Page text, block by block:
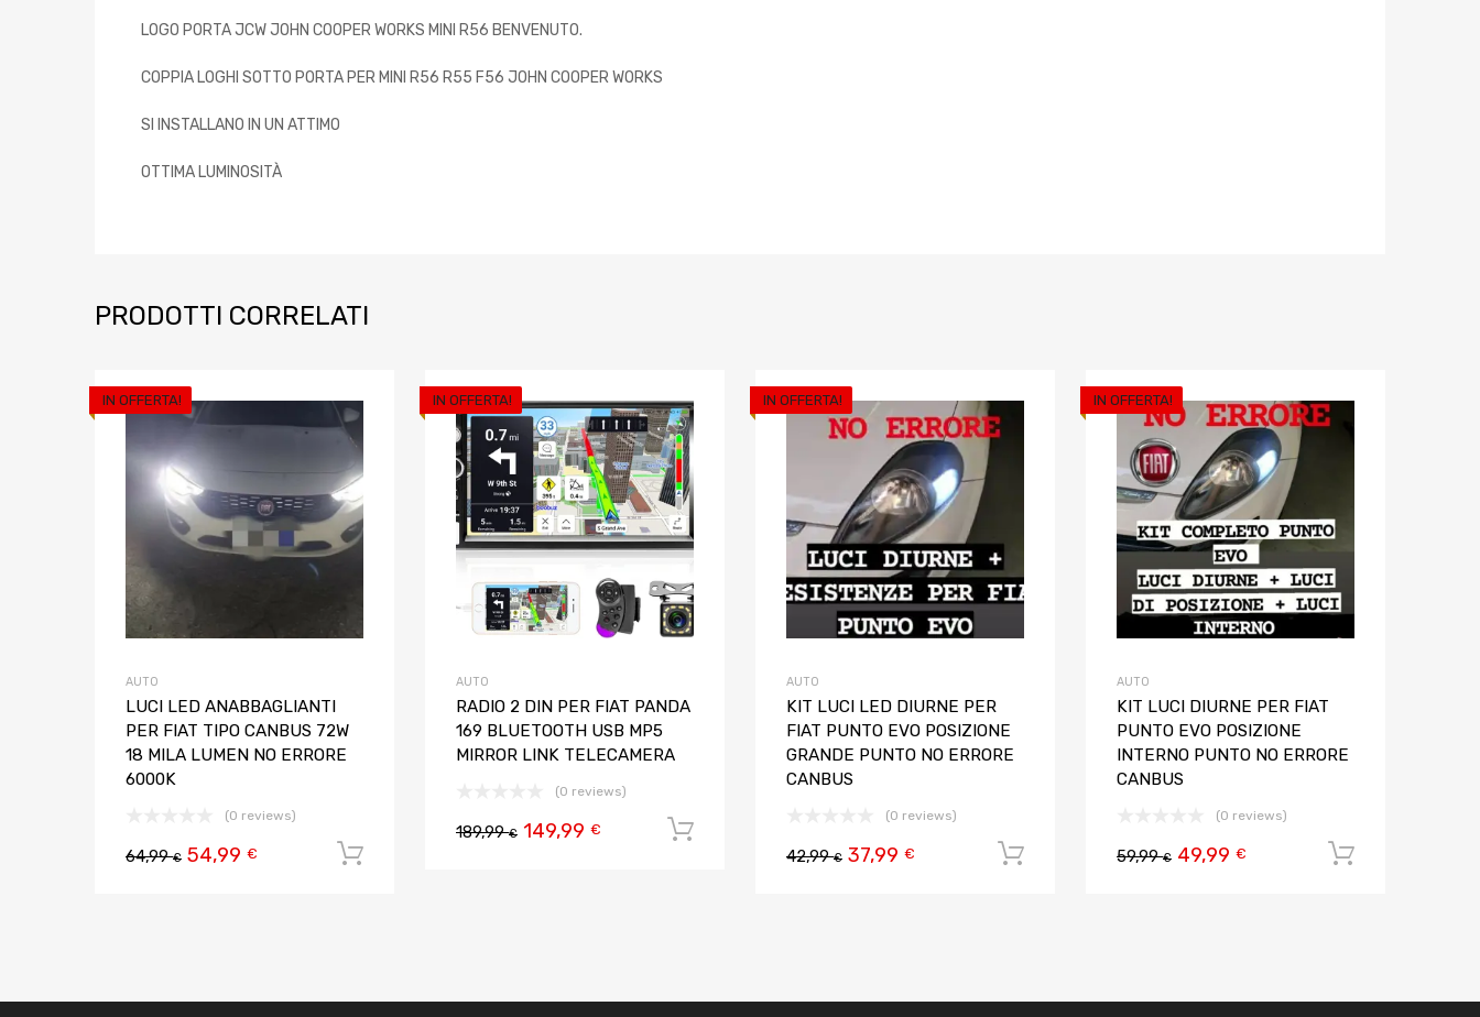
LOGO PORTA JCW JOHN COOPER WORKS MINI R56 BENVENUTO.
COPPIA LOGHI SOTTO PORTA PER MINI R56 R55 F56 JOHN COOPER WORKS
SI INSTALLANO IN UN ATTIMO
OTTIMA LUMINOSITÀ
PRODOTTI CORRELATI
IN OFFERTA!
Aggiungi al confronto
AUTO
LUCI LED ANABBAGLIANTI
PER FIAT TIPO CANBUS 72W
18 MILA LUMEN NO ERRORE
6000K
(0 reviews)
64,99€ 54,99 €
IN OFFERTA!
AUTO
RADIO 2 DIN PER FIAT PANDA
169 BLUETOOTH USB MP5
MIRROR LINK TELECAMERA
(0 reviews)
189,99€ 149,99 €
IN OFFERTA!
Aggiungi al confronto
AUTO
KIT LUCI LED DIURNE PER
FIAT PUNTO EVO POSIZIONE
GRANDE PUNTO NO ERRORE
CANBUS
(0 reviews)
42,99€ 37,99 € Aggiungi al carrello
IN OFFERTA!
AUTO
KIT LUCI DIURNE PER FIAT
PUNTO EVO POSIZIONE
INTERNO PUNTO NO ERRORE
CANBUS
(0 reviews)
59,99€ 49,99 €